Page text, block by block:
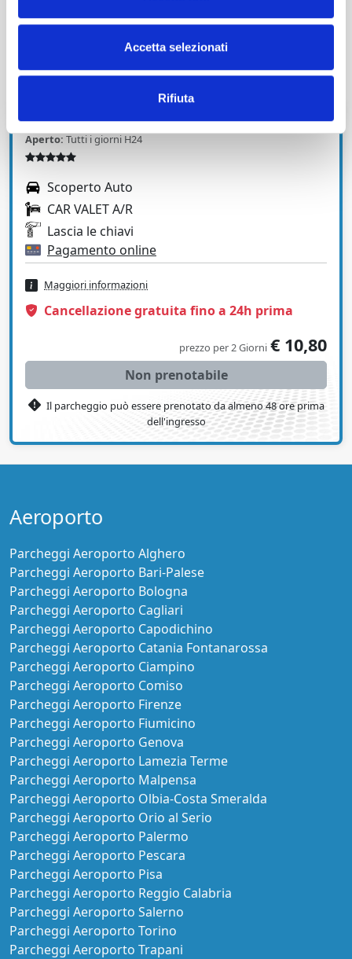
Accetta selezionati
Rifiuta
Prenotate oggi e godetevi il vostro viaggio senza
preoccupazioni
MILLEPIEDI PARK
Aperto: Tutti i giorni H24
Scoperto Auto
CAR VALET A/R
Lascia le chiavi
Pagamento online
Maggiori informazioni
Cancellazione gratuita fino a 24h prima
prezzo per 2 Giorni € 10,80
Non prenotabile
Il parcheggio può essere prenotato da almeno 48 ore prima
dell'ingresso
Aeroporto
Parcheggi Aeroporto Alghero
Parcheggi Aeroporto Bari-Palese
Parcheggi Aeroporto Bologna
Parcheggi Aeroporto Cagliari
Parcheggi Aeroporto Capodichino
Parcheggi Aeroporto Catania Fontanarossa
Parcheggi Aeroporto Ciampino
Parcheggi Aeroporto Comiso
Parcheggi Aeroporto Firenze
Parcheggi Aeroporto Fiumicino
Parcheggi Aeroporto Genova
Parcheggi Aeroporto Lamezia Terme
Parcheggi Aeroporto Malpensa
Parcheggi Aeroporto Olbia-Costa Smeralda
Parcheggi Aeroporto Orio al Serio
Parcheggi Aeroporto Palermo
Parcheggi Aeroporto Pescara
Parcheggi Aeroporto Pisa
Parcheggi Aeroporto Reggio Calabria
Parcheggi Aeroporto Salerno
Parcheggi Aeroporto Torino
Parcheggi Aeroporto Trapani